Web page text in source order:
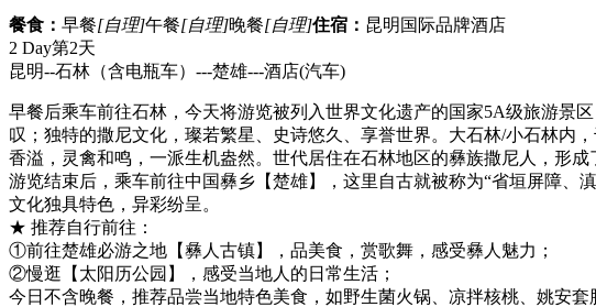
餐食： 早餐[自理]午餐[自理]晚餐[自理]住宿： 昆明国际品牌酒店
2 Day第2天
昆明--石林（含电瓶车）---楚雄---酒店(汽车)
早餐后乘车前往石林，今天将游览被列入世界文化遗产的国家5A级旅游景
叹；独特的撒尼文化，璨若繁星、史诗悠久、享誉世界。大石林/小石林内
香溢，灵禽和鸣，一派生机盎然。世代居住在石林地区的彝族撒尼人，形成
游览结束后，乘车前往中国彝乡【楚雄】，这里自古就被称为“省垣屏障、
文化独具特色，异彩纷呈。
★ 推荐自行前往：
①前往楚雄必游之地【彝人古镇】，品美食，赏歌舞，感受彝人魅力；
②慢逛【太阳历公园】，感受当地人的日常生活；
今日不含晚餐，推荐品尝当地特色美食，如野生菌火锅、凉拌核桃、姚安套